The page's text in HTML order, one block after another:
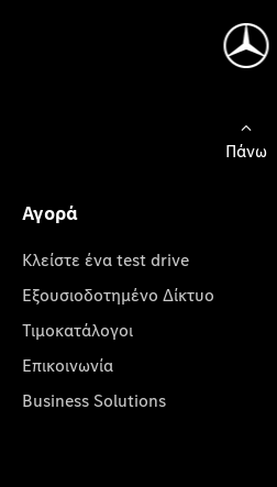
Πάνω
Αγορά
Κλείστε ένα test drive
Εξουσιοδοτημένο Δίκτυο
Τιμοκατάλογοι
Επικοινωνία
Business Solutions